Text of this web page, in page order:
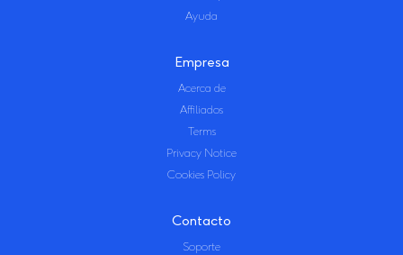
Ayuda
Empresa
Acerca de
Affiliados
Terms
Privacy Notice
Cookies Policy
Contacto
Soporte